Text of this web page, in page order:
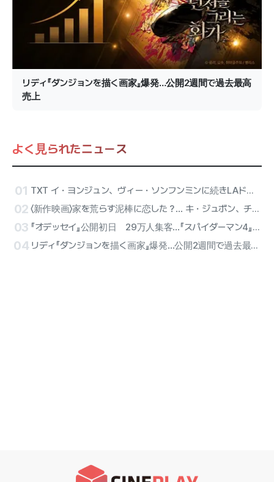
リディ『ダンジョンを描く画家』爆発…公開2週間で過去最高
売上
よく見られたニュース
01 TXT イ・ヨンジュン、ヴィー・ソンフンミンに続きLAドジャースのマウンドに登板…13日始球式
02 〈新作映画〉家を荒らす泥棒に恋した？… キ・ジュボン、チョン・エファのロマンス「空き家の恋人たち」12日公開
03 『オデッセイ』公開初日 29万人集客…『スパイダーマン4』独走を止めて1位
04 リディ『ダンジョンを描く画家』爆発…公開2週間で過去最高売上